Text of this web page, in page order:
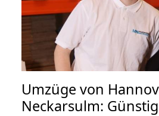
Umzüge von
Neckarsulm: